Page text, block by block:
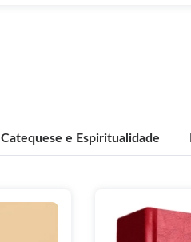
Catequese e Espiritualidade